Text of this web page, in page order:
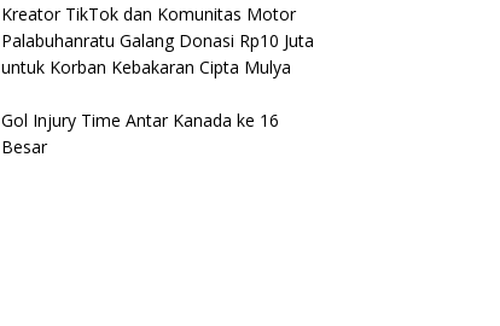
Kreator TikTok dan Komunitas Motor
Palabuhanratu Galang Donasi Rp10 Juta
untuk Korban Kebakaran Cipta Mulya
Gol Injury Time Antar Kanada ke 16
Besar